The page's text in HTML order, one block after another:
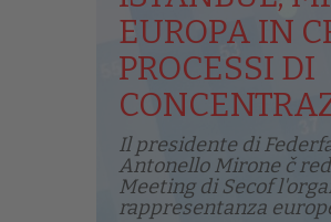
EUROPA IN
PROCESSI DI
Il presidente di
Antonello Mirone č
Meeting di Secof
rappresentanza